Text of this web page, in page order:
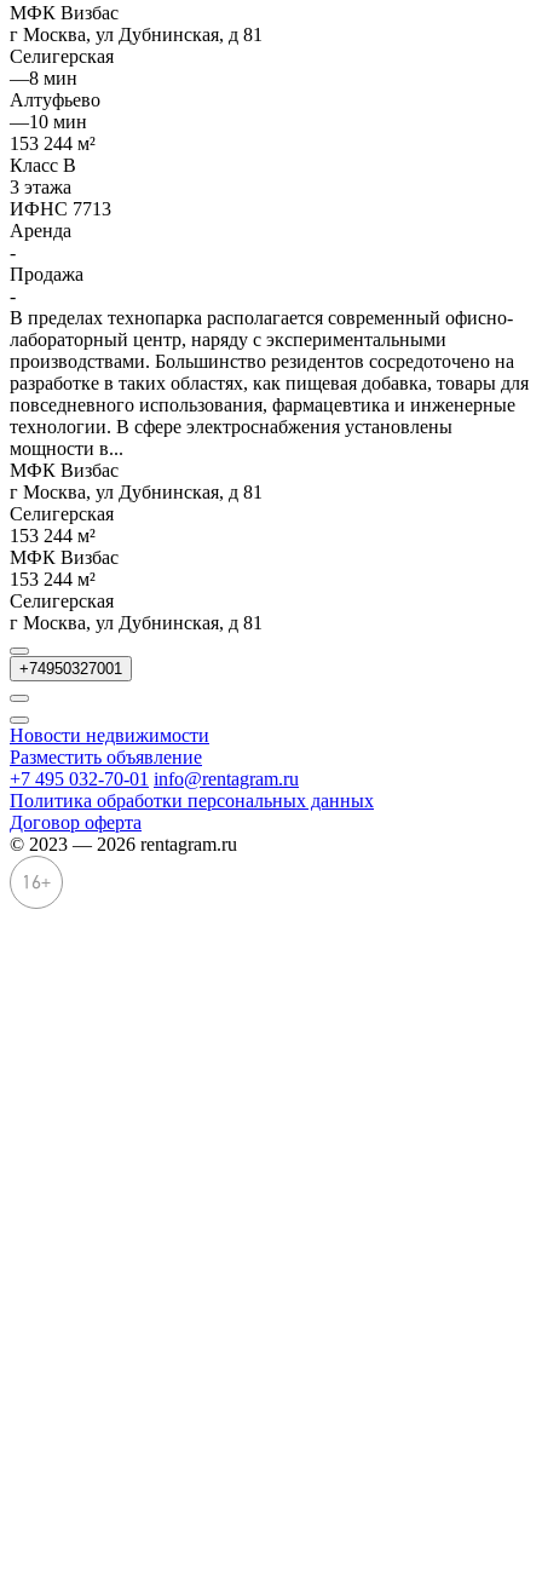
МФК Визбас
г Москва, ул Дубнинская, д 81
Селигерская
—8 мин
Алтуфьево
—10 мин
153 244 м²
Класс B
3 этажа
ИФНС 7713
Аренда
-
Продажа
-
В пределах технопарка располагается современный офисно-
лабораторный центр, наряду с экспериментальными
производствами. Большинство резидентов сосредоточено на
разработке в таких областях, как пищевая добавка, товары для
повседневного использования, фармацевтика и инженерные
технологии. В сфере электроснабжения установлены
мощности в...
МФК Визбас
г Москва, ул Дубнинская, д 81
Селигерская
153 244 м²
МФК Визбас
153 244 м²
Селигерская
г Москва, ул Дубнинская, д 81
+74950327001
Новости недвижимости
Разместить объявление
+7 495 032-70-01 info@rentagram.ru
Политика обработки персональных данных
Договор оферта
© 2023 — 2026 rentagram.ru